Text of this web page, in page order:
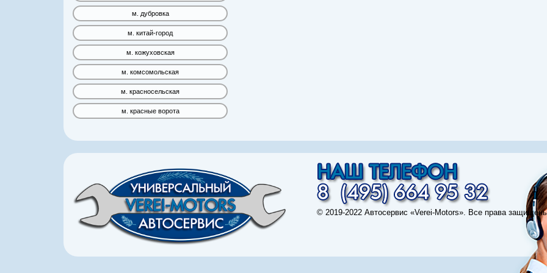
м. дубровка
м. китай-город
м. кожуховская
м. комсомольская
м. красносельская
м. красные ворота
© 2019-2022 Автосервис «Verei-Motors». Все права